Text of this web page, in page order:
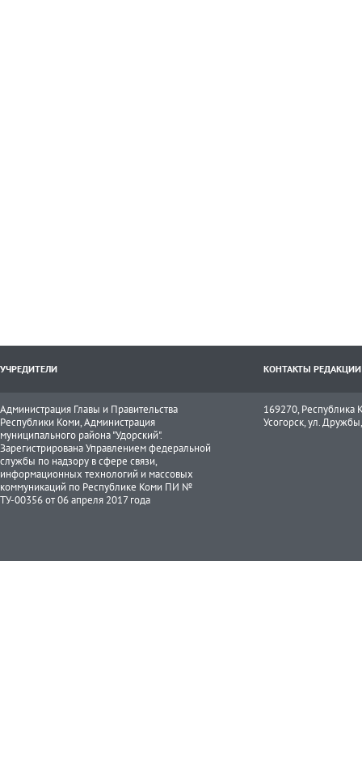
УЧРЕДИТЕЛИ КОНТАКТЫ РЕДАКЦИИ
Администрация Главы и Правительства
Республики Коми, Администрация
муниципального района "Удорский".
Зарегистрирована Управлением федеральной
службы по надзору в сфере связи,
информационных технологий и массовых
коммуникаций по Республике Коми ПИ №
ТУ-00356 от 06 апреля 2017 года
169270, Республика
Усогорск, ул.